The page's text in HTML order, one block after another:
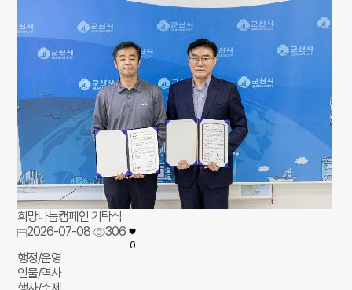
희망나눔캠페인 기탁식
2026-07-08
306
0
행정/운영
인물/역사